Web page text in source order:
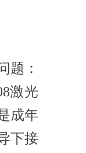
题：
激光
成年
下接